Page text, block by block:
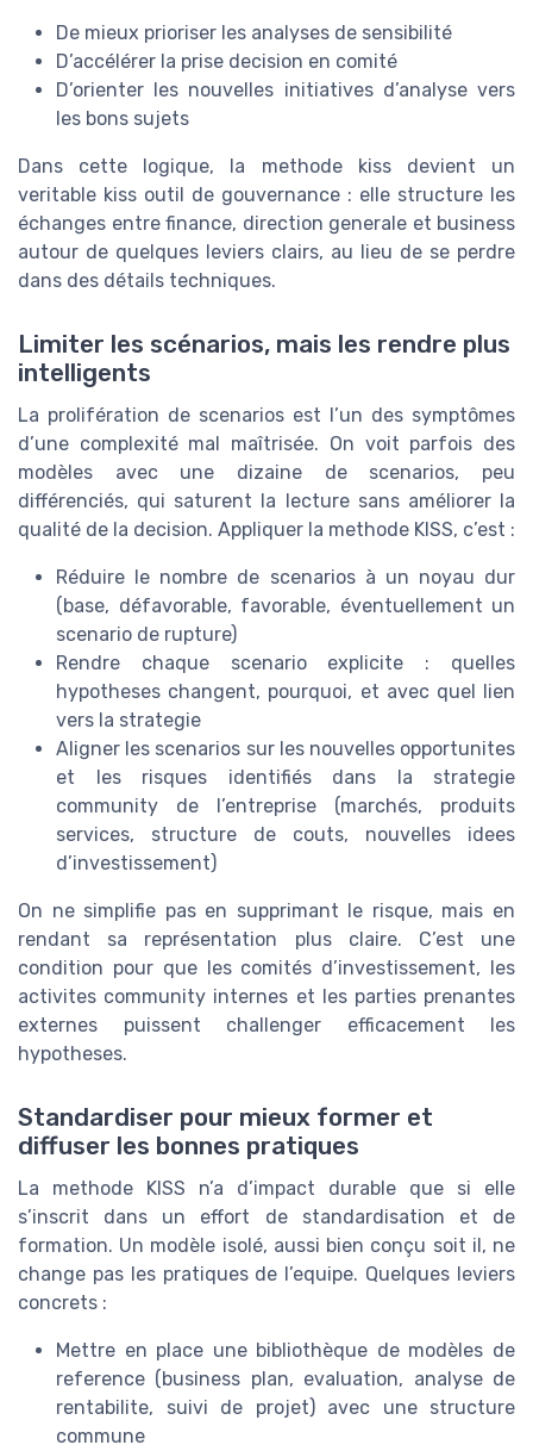
De mieux prioriser les analyses de sensibilité
D’accélérer la prise decision en comité
D’orienter les nouvelles initiatives d’analyse vers
les bons sujets
Dans cette logique, la methode kiss devient un
veritable kiss outil de gouvernance : elle structure les
échanges entre finance, direction generale et business
autour de quelques leviers clairs, au lieu de se perdre
dans des détails techniques.
Limiter les scénarios, mais les rendre plus
intelligents
La prolifération de scenarios est l’un des symptômes
d’une complexité mal maîtrisée. On voit parfois des
modèles avec une dizaine de scenarios, peu
différenciés, qui saturent la lecture sans améliorer la
qualité de la decision. Appliquer la methode KISS, c’est :
Réduire le nombre de scenarios à un noyau dur
(base, défavorable, favorable, éventuellement un
scenario de rupture)
Rendre chaque scenario explicite : quelles
hypotheses changent, pourquoi, et avec quel lien
vers la strategie
Aligner les scenarios sur les nouvelles opportunites
et les risques identifiés dans la strategie
community de l’entreprise (marchés, produits
services, structure de couts, nouvelles idees
d’investissement)
On ne simplifie pas en supprimant le risque, mais en
rendant sa représentation plus claire. C’est une
condition pour que les comités d’investissement, les
activites community internes et les parties prenantes
externes puissent challenger efficacement les
hypotheses.
Standardiser pour mieux former et
diffuser les bonnes pratiques
La methode KISS n’a d’impact durable que si elle
s’inscrit dans un effort de standardisation et de
formation. Un modèle isolé, aussi bien conçu soit il, ne
change pas les pratiques de l’equipe. Quelques leviers
concrets :
Mettre en place une bibliothèque de modèles de
reference (business plan, evaluation, analyse de
rentabilite, suivi de projet) avec une structure
commune